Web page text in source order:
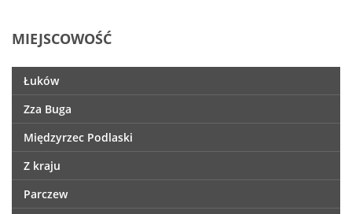
MIEJSCOWOŚĆ
Łuków
Zza Buga
Międzyrzec Podlaski
Z kraju
Parczew